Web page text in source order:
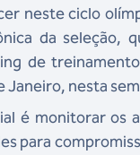
neste ciclo
da seleção,
de
Janeiro, nesta
é monitorar os
para